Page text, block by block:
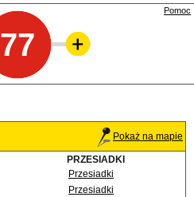
77
Pomoc
Pokaż na mapie
PRZESIADKI
Przesiadki
Przesiadki